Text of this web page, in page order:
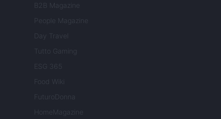
B2B Magazine
People Magazine
Day Travel
Tutto Gaming
ESG 365
Food Wiki
FuturoDonna
HomeMagazine